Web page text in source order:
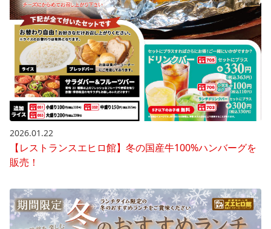
2026.01.22
【レストランスエヒロ館】冬の国産牛100%ハンバーグを
販売！